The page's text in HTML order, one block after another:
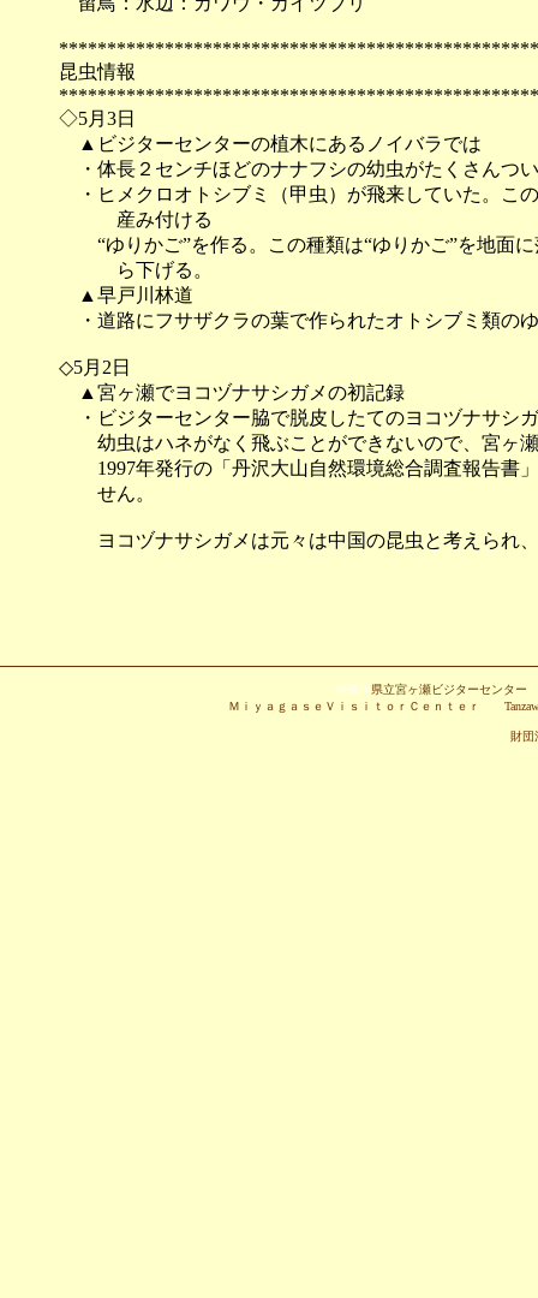
昆虫情報
◇5月3日
▲ビジターセンターの植木にあるノイバラでは
・体長２センチほどのナナフシの幼虫がたくさんつ
・ヒメクロオトシブミ（甲虫）が飛来していた。こ
産み付ける
“ゆりかご”を作る。この種類は“ゆりかご”を地面に
ら下げる。
▲早戸川林道
・道路にフサザクラの葉で作られたオトシブミ類の
◇5月2日
▲宮ヶ瀬でヨコヅナサシガメの初記録
・ビジターセンター脇で脱皮したてのヨコヅナサシ
幼虫はハネがなく飛ぶことができないので、宮ヶ
1997年発行の「丹沢大山自然環境総合調査報告書
せん。
ヨコヅナサシガメは元々は中国の昆虫と考えられ
神奈川
県立宮ヶ瀬ビジターセン
ＭｉｙａｇａｓｅＶｉｓｉｔｏｒＣｅｎｔｅｒ Tanzawa-
財